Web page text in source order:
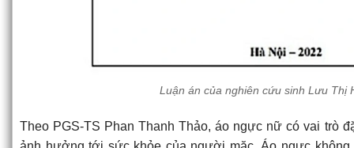
Luận án của nghiên cứu sinh Lưu Thị
Theo PGS-TS Phan Thanh Thảo, áo ngực nữ có vai trò